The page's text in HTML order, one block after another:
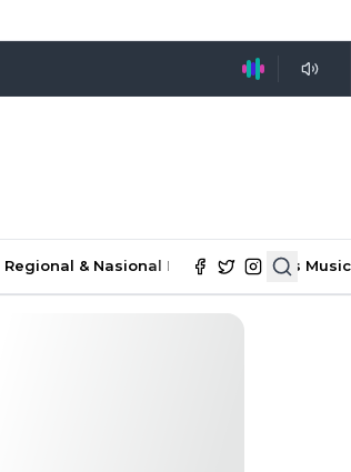
Regional & Nasional Ekonomi & Bisnis Music